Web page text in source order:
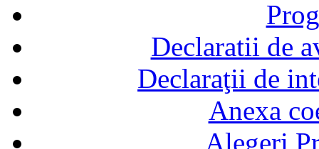
Declaratii de
Declaraţii de
Anexa
Alegeri